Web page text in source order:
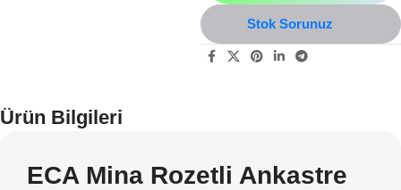
Stok Sorunuz
Ürün Bilgileri
ECA Mina Rozetli Ankastre